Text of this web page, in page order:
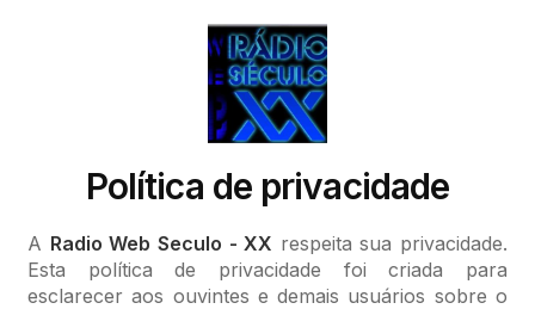
Política de privacidade
A Radio Web Seculo - XX respeita sua privacidade.
Esta política de privacidade foi criada para
esclarecer aos ouvintes e demais usuários sobre o